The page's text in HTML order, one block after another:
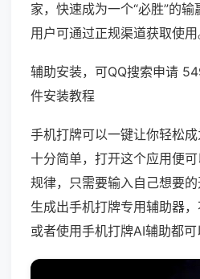
家，快速成为一个“必胜”的
用户可通过正规渠道获取使用
辅助安装，可QQ搜索申请
件安装教程
手机打牌可以一键让你轻松
十分简单，打开这个应用便
规律，只需要输入自己想要
生成出手机打牌专用辅助器
或者使用手机打牌AI辅助都可